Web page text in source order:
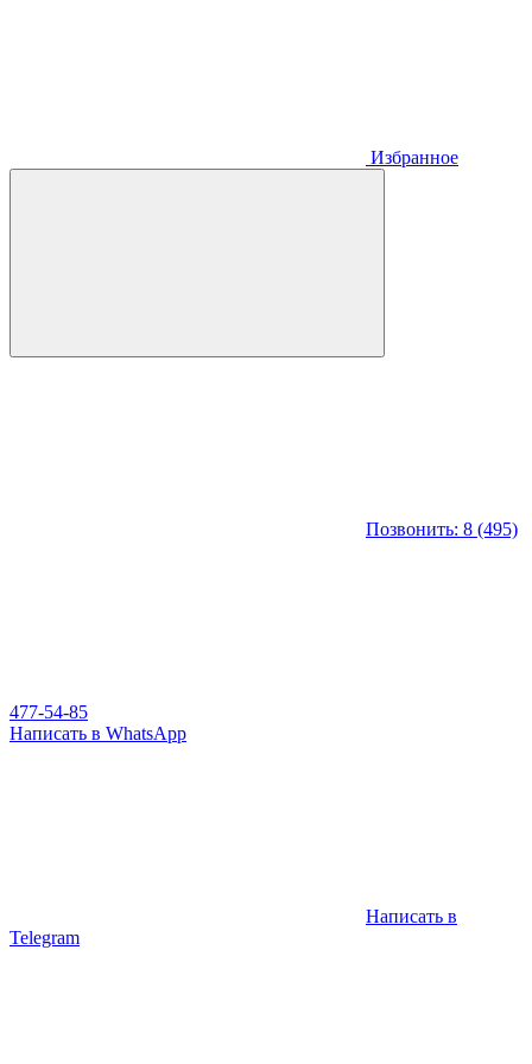
Избранное
Позвонить: 8 (495)
477-54-85
Написать в WhatsApp
Написать в
Telegram